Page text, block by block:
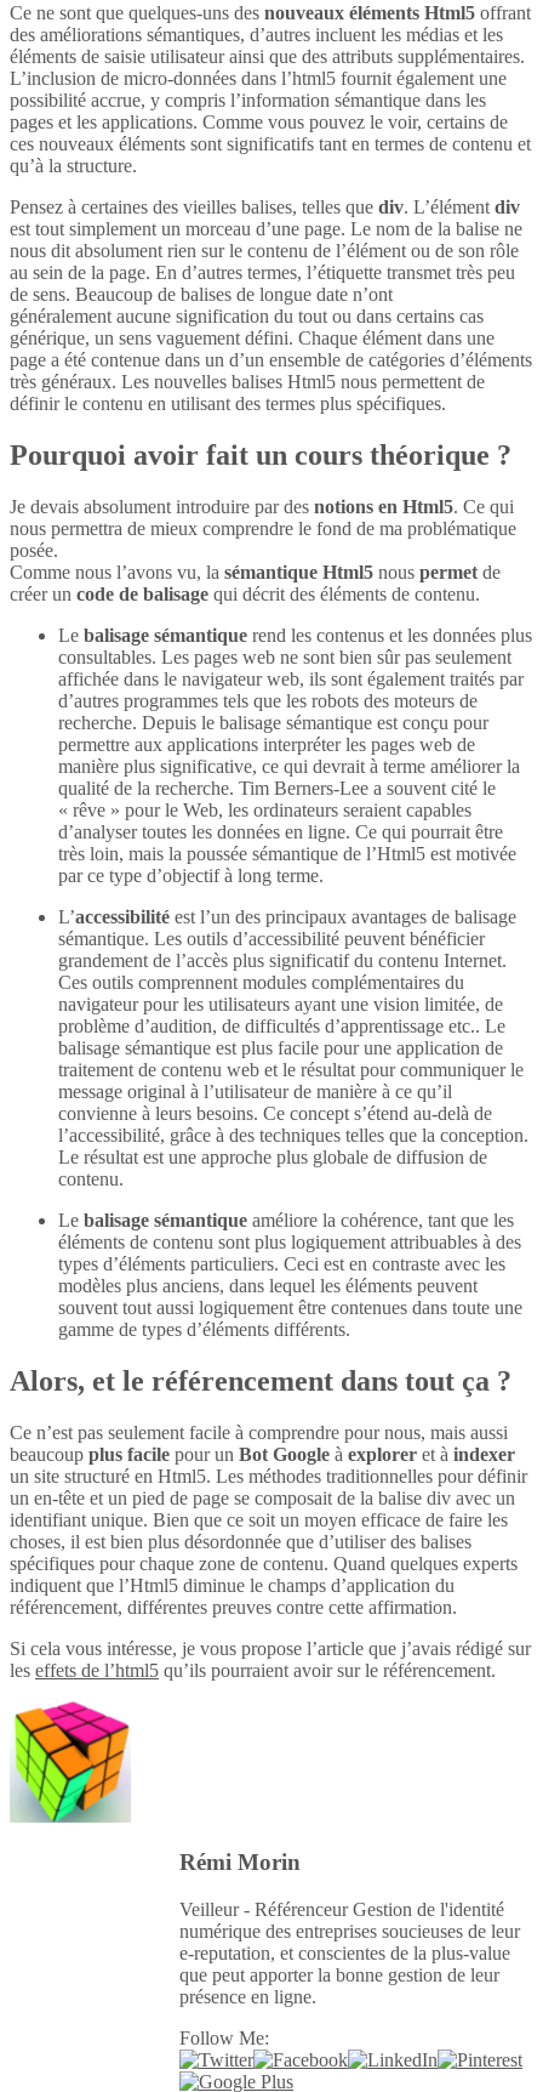
Ce ne sont que quelques-uns des nouveaux éléments Html5 offrant
des améliorations sémantiques, d’autres incluent les médias et les
éléments de saisie utilisateur ainsi que des attributs supplémentaires.
L’inclusion de micro-données dans l’html5 fournit également une
possibilité accrue, y compris l’information sémantique dans les
pages et les applications. Comme vous pouvez le voir, certains de
ces nouveaux éléments sont significatifs tant en termes de contenu et
qu’à la structure.
Pensez à certaines des vieilles balises, telles que div. L’élément div
est tout simplement un morceau d’une page. Le nom de la balise ne
nous dit absolument rien sur le contenu de l’élément ou de son rôle
au sein de la page. En d’autres termes, l’étiquette transmet très peu
de sens. Beaucoup de balises de longue date n’ont
généralement aucune signification du tout ou dans certains cas
générique, un sens vaguement défini. Chaque élément dans une
page a été contenue dans un d’un ensemble de catégories d’éléments
très généraux. Les nouvelles balises Html5 nous permettent de
définir le contenu en utilisant des termes plus spécifiques.
Pourquoi avoir fait un cours théorique ?
Je devais absolument introduire par des notions en Html5. Ce qui
nous permettra de mieux comprendre le fond de ma problématique
posée.
Comme nous l’avons vu, la sémantique Html5 nous permet de
créer un code de balisage qui décrit des éléments de contenu.
Le balisage sémantique rend les contenus et les données plus
consultables. Les pages web ne sont bien sûr pas seulement
affichée dans le navigateur web, ils sont également traités par
d’autres programmes tels que les robots des moteurs de
recherche. Depuis le balisage sémantique est conçu pour
permettre aux applications interpréter les pages web de
manière plus significative, ce qui devrait à terme améliorer la
qualité de la recherche. Tim Berners-Lee a souvent cité le
« rêve » pour le Web, les ordinateurs seraient capables
d’analyser toutes les données en ligne. Ce qui pourrait être
très loin, mais la poussée sémantique de l’Html5 est motivée
par ce type d’objectif à long terme.
L’accessibilité est l’un des principaux avantages de balisage
sémantique. Les outils d’accessibilité peuvent bénéficier
grandement de l’accès plus significatif du contenu Internet.
Ces outils comprennent modules complémentaires du
navigateur pour les utilisateurs ayant une vision limitée, de
problème d’audition, de difficultés d’apprentissage etc.. Le
balisage sémantique est plus facile pour une application de
traitement de contenu web et le résultat pour communiquer le
message original à l’utilisateur de manière à ce qu’il
convienne à leurs besoins. Ce concept s’étend au-delà de
l’accessibilité, grâce à des techniques telles que la conception.
Le résultat est une approche plus globale de diffusion de
contenu.
Le balisage sémantique améliore la cohérence, tant que les
éléments de contenu sont plus logiquement attribuables à des
types d’éléments particuliers. Ceci est en contraste avec les
modèles plus anciens, dans lequel les éléments peuvent
souvent tout aussi logiquement être contenues dans toute une
gamme de types d’éléments différents.
Alors, et le référencement dans tout ça ?
Ce n’est pas seulement facile à comprendre pour nous, mais aussi
beaucoup plus facile pour un Bot Google à explorer et à indexer
un site structuré en Html5. Les méthodes traditionnelles pour définir
un en-tête et un pied de page se composait de la balise div avec un
identifiant unique. Bien que ce soit un moyen efficace de faire les
choses, il est bien plus désordonnée que d’utiliser des balises
spécifiques pour chaque zone de contenu. Quand quelques experts
indiquent que l’Html5 diminue le champs d’application du
référencement, différentes preuves contre cette affirmation.
Si cela vous intéresse, je vous propose l’article que j’avais rédigé sur
les effets de l’html5 qu’ils pourraient avoir sur le référencement.
Rémi Morin
Veilleur - Référenceur Gestion de l'identité
numérique des entreprises soucieuses de leur
e-reputation, et conscientes de la plus-value
que peut apporter la bonne gestion de leur
présence en ligne.
Follow Me: